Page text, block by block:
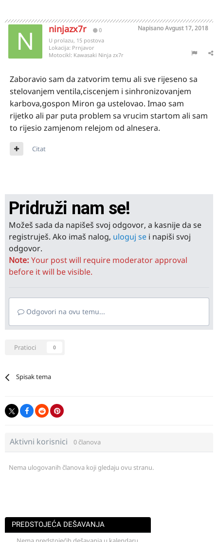
ninjazx7r 0 NapisanoAvgust 17, 2018
U prolazu, 15 postova
Lokacija: Prnjavor
Motocikl: Kawasaki Ninja zx7r
Zaboravio sam da zatvorim temu ali sve rijeseno sa
stelovanjem ventila,ciscenjem i sinhronizovanjem
karbova,gospon Miron ga ustelovao. Imao sam
rijetko ali par puta problem sa vrucim startom ali sam
to rijesio zamjenom relejom od alnesera.
Citat
Pridruži nam se!
Možeš sada da napišeš svoj odgovor, a kasnije da se
registruješ. Ako imaš nalog, uloguj se i napiši svoj
odgovor.
Note: Your post will require moderator approval
before it will be visible.
Odgovori na ovu temu...
Pratioci 0
Spisak tema
Aktivni korisnici 0 članova
Nema ulogovanih članova koji gledaju ovu stranu.
PREDSTOJEĆA DEŠAVANJA